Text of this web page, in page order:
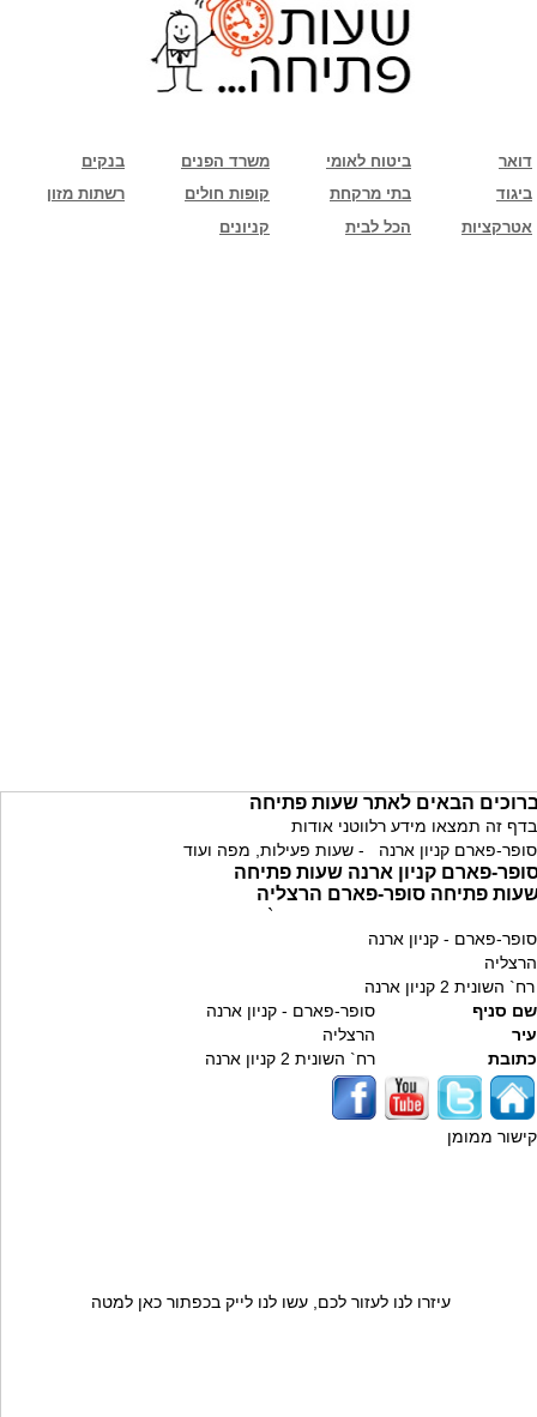
בנקים משרד הפנים ביטוח לאומי
דואר
רשתות מזון
קופות חולים בתי מרקחת
ביגוד
קניונים
הכל לבית אטרקציות
הבאים לאתר שעות פתיחה
בדף זה תמצאו מידע רלווטני אודות
סופר-פארם קניון ארנה - שעות פעילות, מפה ועוד
פארם קניון ארנה שעות פתיחה
פתיחה סופר-פארם הרצליה
`
סופר-פארם - קניון ארנה
הרצליה
רח` השונית 2 קניון ארנה
שם סניף
סופר-פארם - קניון ארנה
עיר
הרצליה
כתובת
רח` השונית 2 קניון ארנה
קישור ממומן
עיזרו לנו לעזור לכם, עשו לנו לייק בכפתור כאן למטה